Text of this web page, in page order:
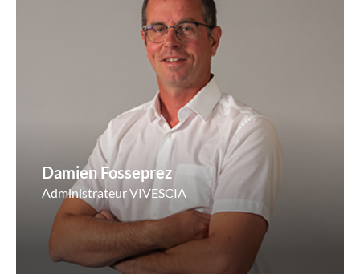
Damien Fosseprez
Administrateur VIVESCIA